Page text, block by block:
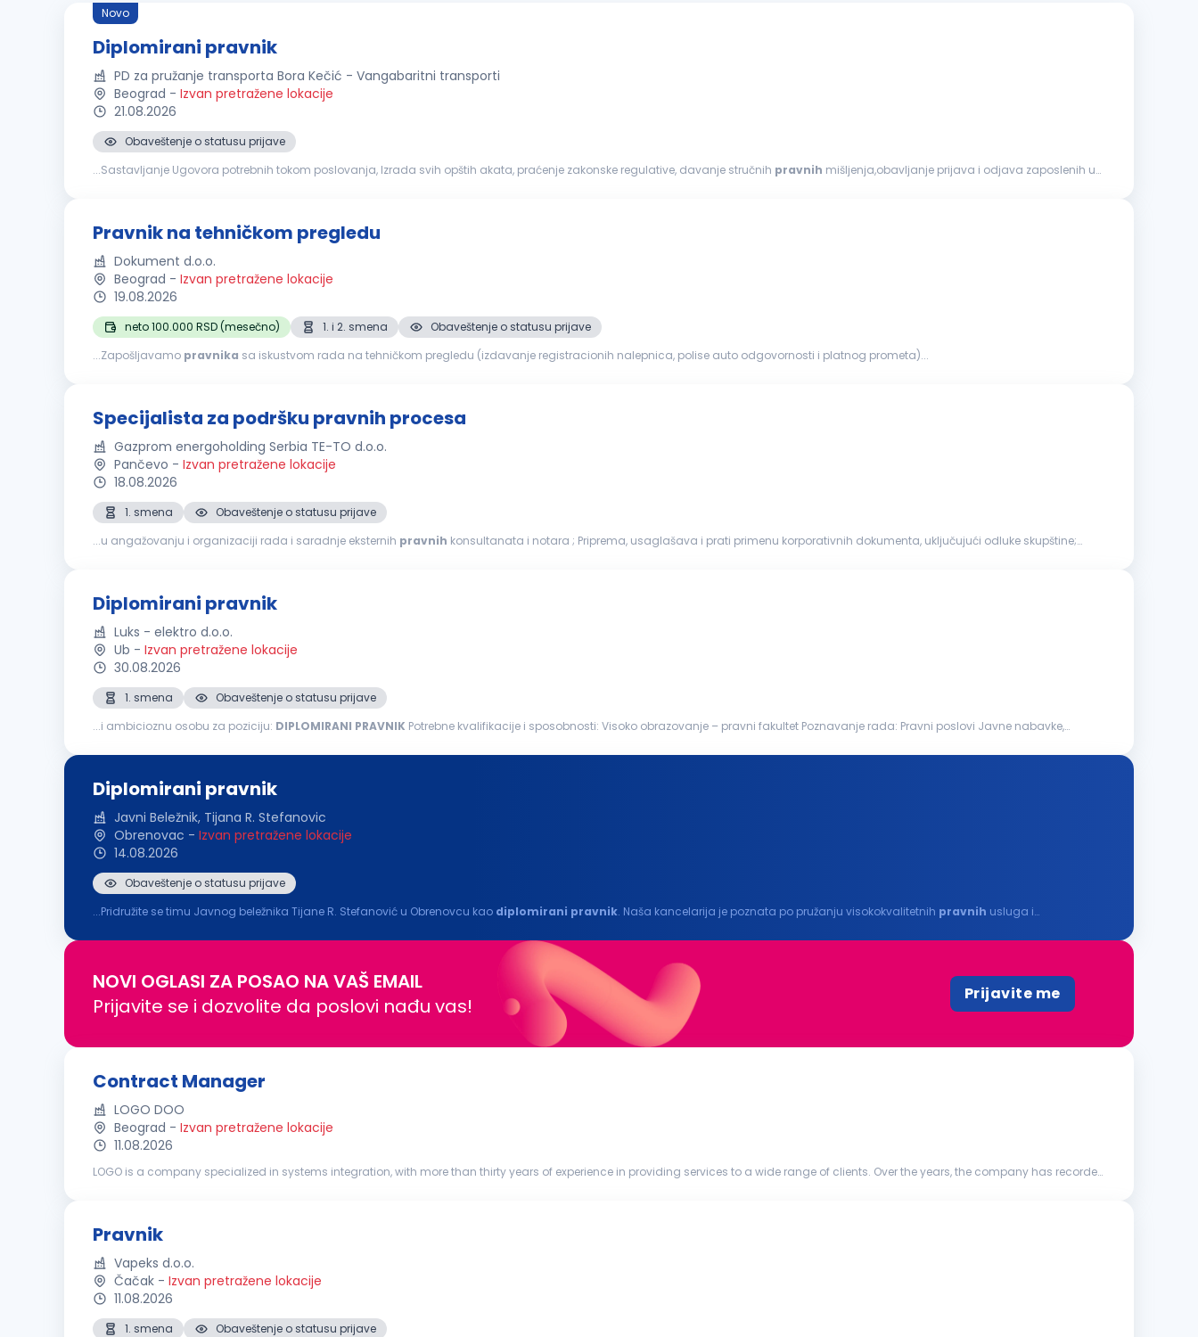
Novo
Diplomirani pravnik
PD za pružanje transporta Bora Kečić - Vangabaritni transporti
Beograd - Izvan pretražene lokacije
21.08.2026
Obaveštenje o statusu prijave
...Sastavljanje Ugovora potrebnih tokom poslovanja, Izrada svih opštih akata, praćenje zakonske regulative, davanje stručnih pravnih mišljenja,obavljanje prijava i odjava zaposlenih u
Pravnik na tehničkom pregledu
Dokument d.o.o.
Beograd - Izvan pretražene lokacije
19.08.2026
neto 100.000 RSD (mesečno) 1. i 2. smena
Obaveštenje o statusu prijave
...Zapošljavamo pravnika sa iskustvom rada na tehničkom pregledu (izdavanje registracionih nalepnica, polise auto odgovornosti i platnog prometa)...
Specijalista za podršku pravnih procesa
Gazprom energoholding Serbia TE-TO d.o.o.
Pančevo - Izvan pretražene lokacije
18.08.2026
1. smena
Obaveštenje o statusu prijave
...u angažovanju i organizaciji rada i saradnje eksternih pravnih konsultanata i notara ; Priprema, usaglašava i prati primenu korporativnih dokumenta, uključujući odluke skupštine;
Diplomirani pravnik
Luks - elektro d.o.o.
Ub - Izvan pretražene lokacije
30.08.2026
1. smena
Obaveštenje o statusu prijave
...i ambicioznu osobu za poziciju: DIPLOMIRANI PRAVNIK Potrebne kvalifikacije i sposobnosti: Visoko obrazovanje – pravni fakultet Poznavanje rada: Pravni poslovi Javne nabavke,
Diplomirani pravnik
Javni Beležnik, Tijana R. Stefanovic
Obrenovac - Izvan pretražene lokacije
14.08.2026
Obaveštenje o statusu prijave
...Pridružite se timu Javnog beležnika Tijane R. Stefanović u Obrenovcu kao diplomirani pravnik. Naša kancelarija je poznata po pružanju visokokvalitetnih pravnih usluga i
NOVI OGLASI ZA POSAO NA VAŠ EMAIL
Prijavite se i dozvolite da poslovi nađu vas!
Prijavite me
Contract Manager
LOGO DOO
Beograd - Izvan pretražene lokacije
11.08.2026
LOGO is a company specialized in systems integration, with more than thirty years of experience in providing services to a wide range of clients. Over the years, the company has recorded
Pravnik
Vapeks d.o.o.
Čačak - Izvan pretražene lokacije
11.08.2026
1. smena
Obaveštenje o statusu prijave